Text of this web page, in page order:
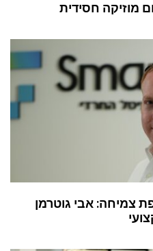
מוזיקה חסידית
צמיחה: אבי גוטרמן